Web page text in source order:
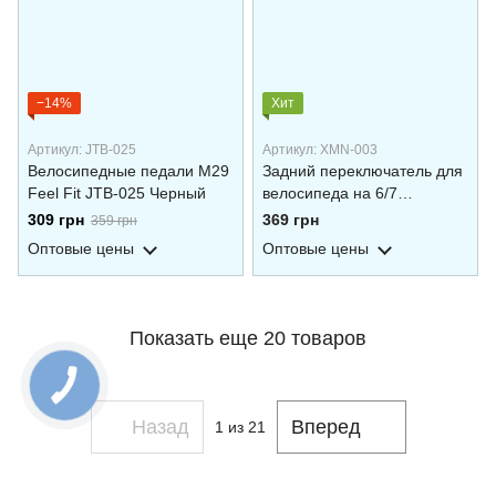
−14%
Артикул: JTB-025
Велосипедные педали M29
Feel Fit JTB-025 Черный
309 грн 359 грн
Оптовые цены
Хит
Артикул: XMN-003
Задний переключатель для
велосипеда на 6/7
скоростей Feel Fit XMN-003
369 грн
Оптовые цены
Показать еще 20 товаров
Назад 1 из 21 Вперед